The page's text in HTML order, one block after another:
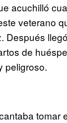
acuchilló
veterano
Después
de
peligroso.
tomar